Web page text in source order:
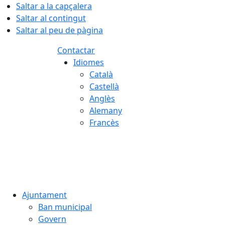
Saltar a la capçalera
Saltar al contingut
Saltar al peu de pàgina
Contactar
Idiomes
Català
Castellà
Anglès
Alemany
Francès
Ajuntament
Ban municipal
Govern